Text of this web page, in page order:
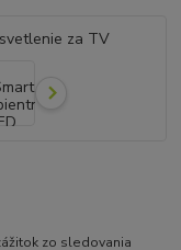
zo sledovania